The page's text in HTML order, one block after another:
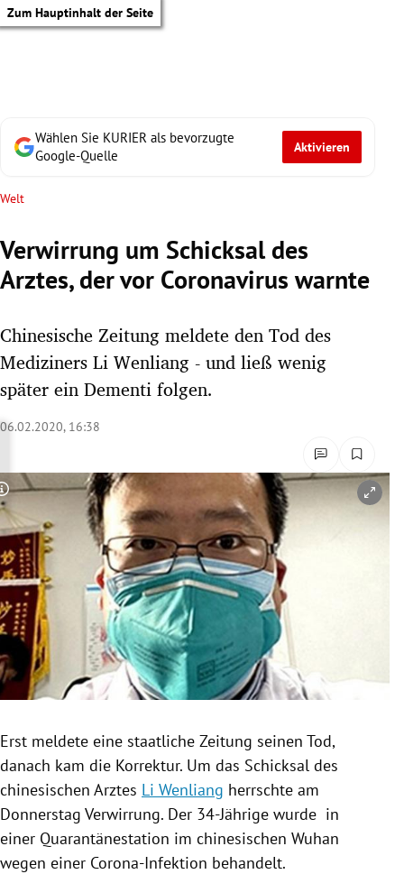
Zum Hauptinhalt der Seite
Untermenü
Untermenü
Untermenü
Untermenü
Untermenü
Untermenü
Untermenü
Untermenü
Wählen Sie KURIER als bevorzugte
Google-Quelle
Aktivieren
Welt
Verwirrung um Schicksal des
Arztes, der vor Coronavirus warnte
Chinesische Zeitung meldete den Tod des
Mediziners Li Wenliang - und ließ wenig
später ein Dementi folgen.
06.02.2020, 16:38
Copyright-Hinweis öffnen/schließen
Erst meldete eine staatliche Zeitung seinen Tod,
danach kam die Korrektur. Um das Schicksal des
chinesischen Arztes Li Wenliang herrschte am
Donnerstag Verwirrung. Der 34-Jährige wurde in
einer Quarantänestation im chinesischen Wuhan
wegen einer Corona-Infektion behandelt.